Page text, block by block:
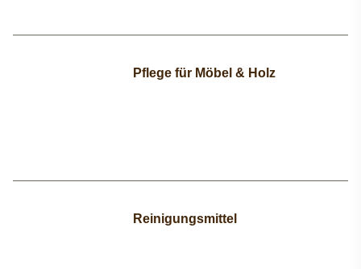
Pflege für Möbel & Holz
Reinigungsmittel